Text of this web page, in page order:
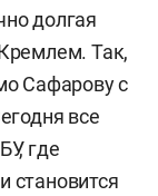
долгая
Так,
Сафарову с
все
где
становится